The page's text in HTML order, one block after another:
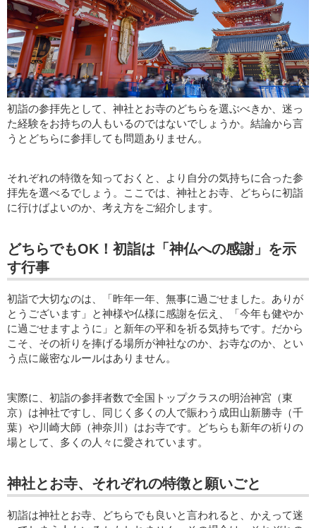
初詣の参拝先として、神社とお寺のどちらを選ぶべきか、迷っ
た経験をお持ちの人もいるのではないでしょうか。結論から言
うとどちらに参拝しても問題ありません。
それぞれの特徴を知っておくと、より自分の気持ちに合った参
拝先を選べるでしょう。ここでは、神社とお寺、どちらに初詣
に行けばよいのか、考え方をご紹介します。
どちらでもOK！初詣は「神仏への感謝」を示
す行事
初詣で大切なのは、「昨年一年、無事に過ごせました。ありが
とうございます」と神様や仏様に感謝を伝え、「今年も健やか
に過ごせますように」と新年の平和を祈る気持ちです。だから
こそ、その祈りを捧げる場所が神社なのか、お寺なのか、とい
う点に厳密なルールはありません。
実際に、初詣の参拝者数で全国トップクラスの明治神宮（東
京）は神社ですし、同じく多くの人で賑わう成田山新勝寺（千
葉）や川崎大師（神奈川）はお寺です。どちらも新年の祈りの
場として、多くの人々に愛されています。
神社とお寺、それぞれの特徴と願いごと
初詣は神社とお寺、どちらでも良いと言われると、かえって迷